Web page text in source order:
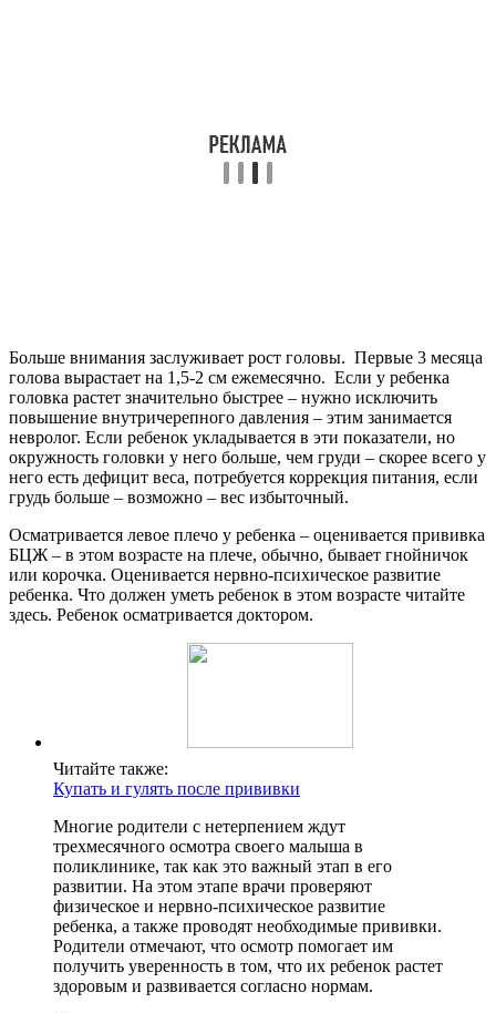
Больше внимания заслуживает рост головы. Первые 3 месяца
голова вырастает на 1,5-2 см ежемесячно. Если у ребенка
головка растет значительно быстрее – нужно исключить
повышение внутричерепного давления – этим занимается
невролог. Если ребенок укладывается в эти показатели, но
окружность головки у него больше, чем груди – скорее всего у
него есть дефицит веса, потребуется коррекция питания, если
грудь больше – возможно – вес избыточный.
Осматривается левое плечо у ребенка – оценивается прививка
БЦЖ – в этом возрасте на плече, обычно, бывает гнойничок
или корочка. Оценивается нервно-психическое развитие
ребенка. Что должен уметь ребенок в этом возрасте читайте
здесь. Ребенок осматривается доктором.
Читайте также:
Купать и гулять после прививки
Многие родители с нетерпением ждут
трехмесячного осмотра своего малыша в
поликлинике, так как это важный этап в его
развитии. На этом этапе врачи проверяют
физическое и нервно-психическое развитие
ребенка, а также проводят необходимые прививки.
Родители отмечают, что осмотр помогает им
получить уверенность в том, что их ребенок растет
здоровым и развивается согласно нормам.